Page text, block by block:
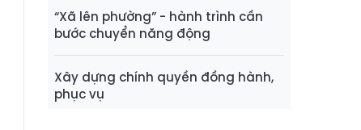
“Xã lên phường” - hành trình cần
bước chuyển năng động
Xây dựng chính quyền đồng hành,
phục vụ